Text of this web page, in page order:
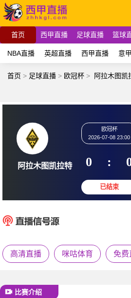
首页 西甲直播 足球直播 篮球
NBA直播 英超直播 西甲直播 意
首页 > 足球直播 > 欧冠杯 > 阿拉木图凯
阿拉木图凯拉特
2026-
0
高清直播 咪咕体育 免费
比赛介绍